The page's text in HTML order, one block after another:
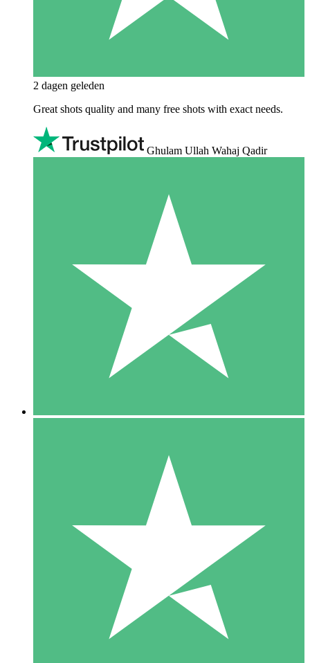
2 dagen geleden
Great shots quality and many free shots with exact needs.
Ghulam Ullah Wahaj Qadir